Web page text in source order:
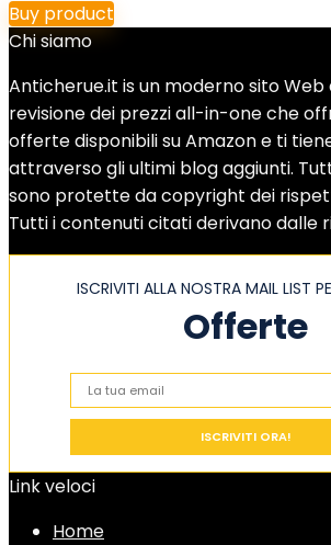
Buy product
Chi siamo
Anticherue.it is un moderno sito
revisione dei prezzi all-in-one che
offerte disponibili su Amazon e ti
attraverso gli ultimi blog aggiunti.
sono protette da copyright dei
Tutti i contenuti citati derivano dalle
ISCRIVITI ALLA NOSTRA MAIL LIST
Offerte
Link veloci
Home